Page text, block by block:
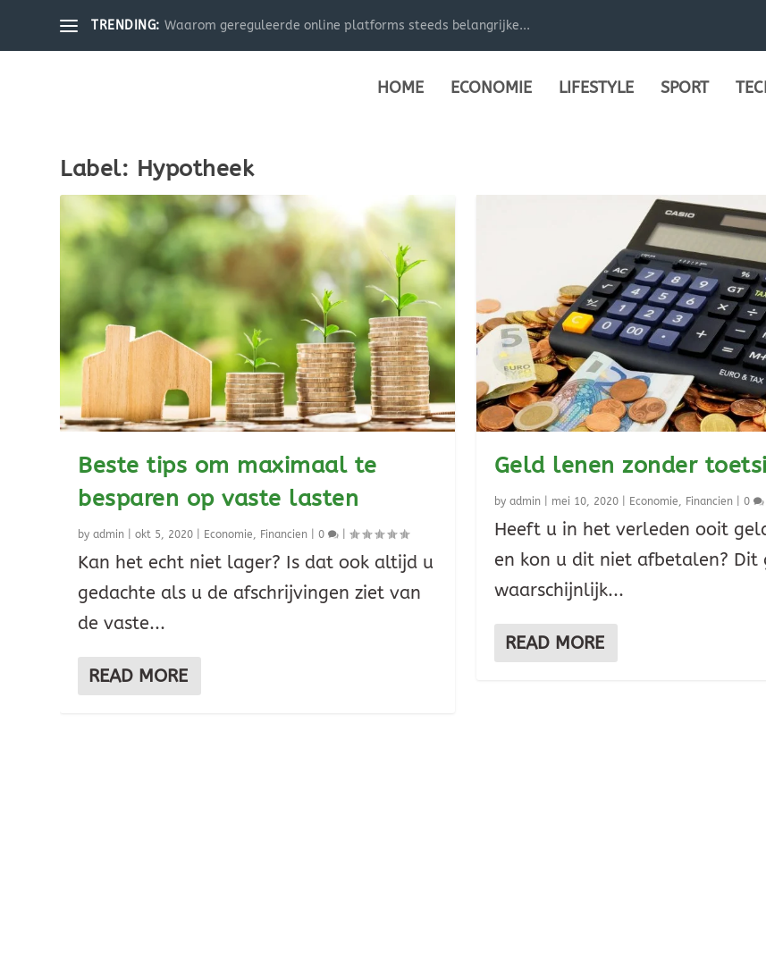
TRENDING: Waarom gereguleerde online platforms steeds belangrijke...
HOME ECONOMIE LIFESTYLE SPORT
Label: Hypotheek
Beste tips om maximaal te
besparen op vaste lasten
byadmin |okt 5, 2020 Economie, Financien |0 |
Kan het echt niet lager? Is dat ook altijd u
gedachte als u de afschrijvingen ziet van
de vaste...
READ MORE
Geld lenen zonder
by admin| mei 10, 2020| Economie, Financien| 0
Heeft u in het verleden ooit
en kon u dit niet afbetalen? Dit
waarschijnlijk...
READ MORE